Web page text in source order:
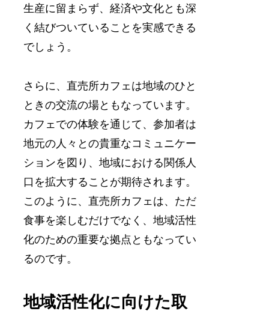
生産に留まらず、経済や文化とも深
く結びついていることを実感できる
でしょう。
さらに、直売所カフェは地域のひと
ときの交流の場ともなっています。
カフェでの体験を通じて、参加者は
地元の人々との貴重なコミュニケー
ションを図り、地域における関係人
口を拡大することが期待されます。
このように、直売所カフェは、ただ
食事を楽しむだけでなく、地域活性
化のための重要な拠点ともなってい
るのです。
地域活性化に向けた取